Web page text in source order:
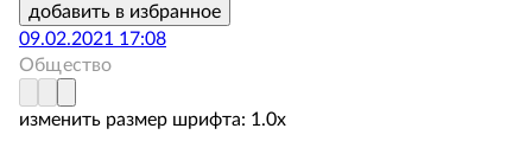
добавить в избранное
09.02.2021 17:08
Общество
изменить размер шрифта: 1.0x